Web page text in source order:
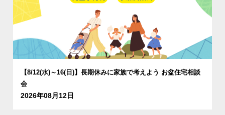
【8/12(水)～16(日)】長期休みに家族で考えよう お盆住宅相談
会
2026年08月12日